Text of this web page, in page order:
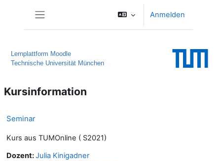
Anmelden
Lernplattform Moodle
Technische Universität München
Kursinformation
Seminar
Kurs aus TUMOnline ( S2021)
Dozent:Julia Kinigadner